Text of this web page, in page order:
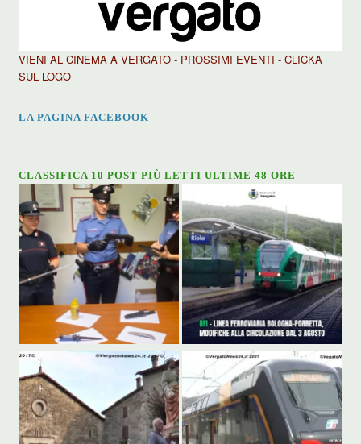
VIENI AL CINEMA A VERGATO - PROSSIMI EVENTI - CLICKA
SUL LOGO
LA PAGINA FACEBOOK
CLASSIFICA 10 POST PIÙ LETTI ULTIME 48 ORE